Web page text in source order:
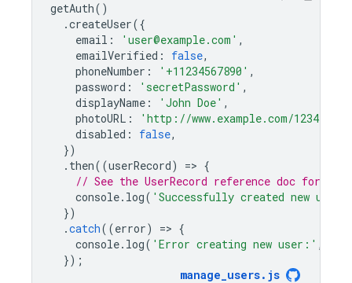
getAuth()
.createUser({
email : 'user@example.com' ,
emailVerified : false,
phoneNumber : '+11234567890' ,
password : 'secretPassword' ,
displayName : 'John Doe' ,
photoURL :
'http://www.example.com/
disabled : false,
})
. then((userRecord) => {
// See the UserRecord reference doc for the
console. log( 'Successfully created new
})
.catch((error) => {
console. log( 'Error creating new user:' ,
});
manage_users. js